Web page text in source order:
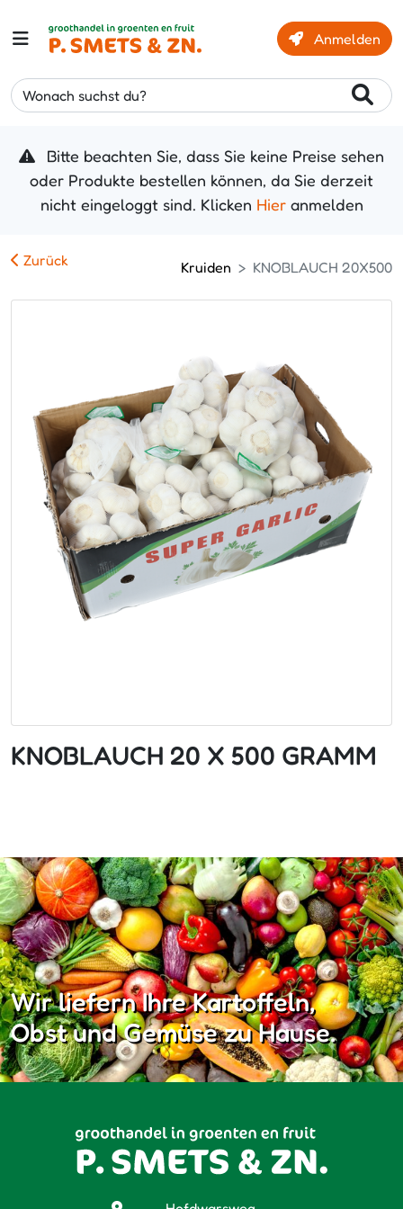
Anmelden
Wonach suchst du?
Bitte beachten Sie, dass Sie keine Preise sehen
oder Produkte bestellen können, da Sie derzeit
nicht eingeloggt sind. Klicken Hieranmelden
Zurück Kruiden KNOBLAUCH 20X500
KNOBLAUCH 20 X 500 GRAMM
Wir liefern Ihre Kartoffeln,
Obst und Gemüse zu Hause.